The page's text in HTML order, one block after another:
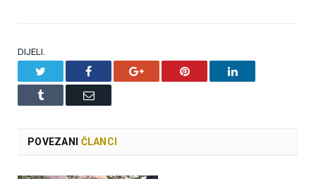
DIJELI.
Facebook Google+ Pinterest LinkedIn
Tumblr Email
POVEZANI ČLANCI